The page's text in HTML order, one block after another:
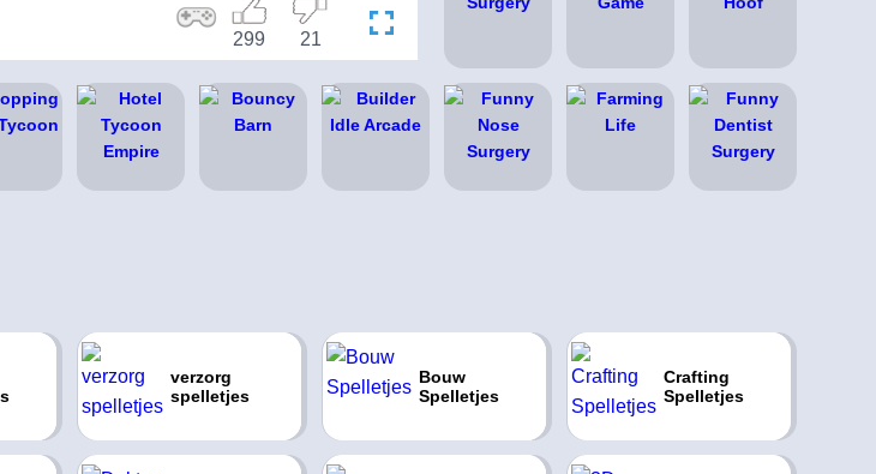
21
299
verzorg
spelletjes
Bouw
Spelletjes
Crafting
Spelletjes